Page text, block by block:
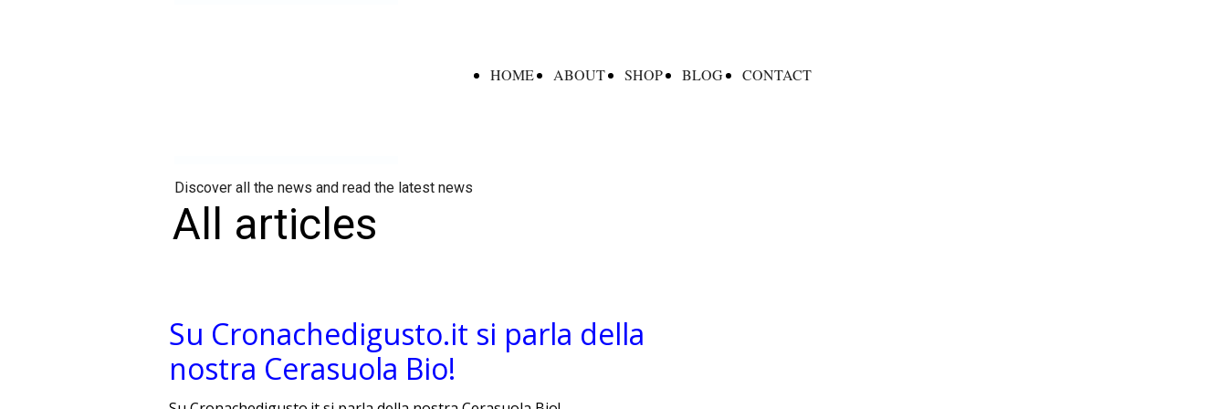
HOME ABOUT SHOP BLOG CONTACT
Discover all the news and read the latest news
All articles
Su Cronachedigusto.it si parla della
nostra Cerasuola Bio!